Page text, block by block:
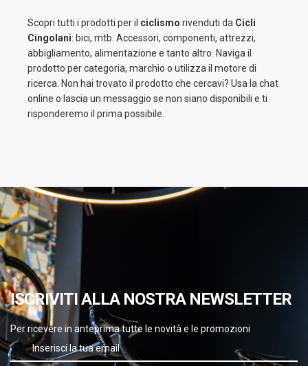
Scopri tutti i prodotti per il ciclismo rivenduti da Cicli
Cingolani: bici, mtb. Accessori, componenti, attrezzi,
abbigliamento, alimentazione e tanto altro. Naviga il
prodotto per categoria, marchio o utilizza il motore di
ricerca. Non hai trovato il prodotto che cercavi? Usa la chat
online o lascia un messaggio se non siano disponibili e ti
risponderemo il prima possibile.
ISCRIVITI ALLA NOSTRA NEWSLETTER
Per ricevere in anteprima tutte le novità e le promozioni